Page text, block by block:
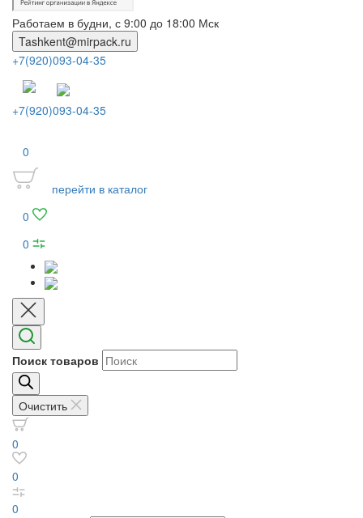
Работаем в будни, с 9:00 до 18:00 Мск
Tashkent@mirpack.ru
+7(920)093-04-35
+7(920)093-04-35
0
перейти в каталог
0
0
Поиск товаров
Очистить
0
0
0